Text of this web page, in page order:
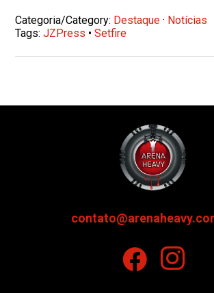
Categoria/Category: Destaque · Notícias
Tags:JZPress •Setfire